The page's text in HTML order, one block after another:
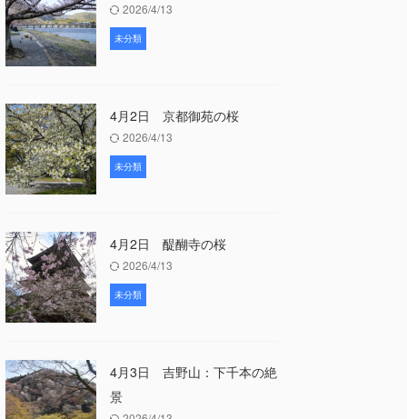
2026/4/13
未分類
4月2日 京都御苑の桜
2026/4/13
未分類
4月2日 醍醐寺の桜
2026/4/13
未分類
4月3日 吉野山：下千本の絶
景